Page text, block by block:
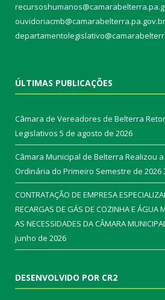
ouvidoriacmb@camarabelterra.pa.gov.br
ÚLTIMAS PUBLICAÇÕES
Câmara de Vereadores de Belterra
Legislativos 5 de agosto de 2026
Câmara Municipal de Belterra Realizou
Ordinária do Primeiro Semestre de 2026
CONTRATAÇÃO DE EMPRESA
RECARGAS DE GÁS DE COZINHA E ÁGUA
AS NECESSIDADES DA CÂMARA
junho de 2026
DESENVOLVIDO POR CR2